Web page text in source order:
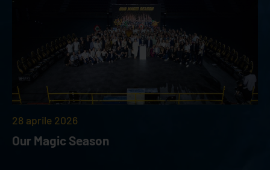
28 aprile 2026
Our Magic Season